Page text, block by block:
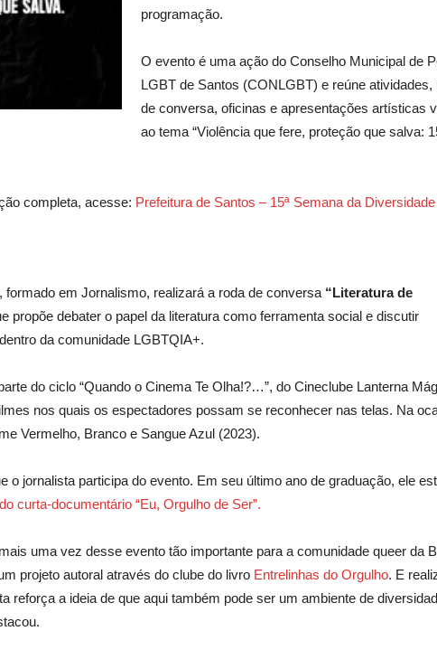
programação.
O evento é uma ação do Conselho Municipal de
LGBT de Santos (CONLGBT) e reúne atividades,
de conversa, oficinas e apresentações artísticas
ao tema “Violência que fere, proteção que salva:
completa, acesse: Prefeitura de Santos – 15ª Semana da
formado em Jornalismo, realizará a roda de conversa “Literatura de
propõe debater o papel da literatura como ferramenta social e discutir
da comunidade LGBTQIA+.
do ciclo “Quando o Cinema Te Olha!?…”, do Cineclube Lanterna
nos quais os espectadores possam se reconhecer nas telas. Na
Vermelho, Branco e Sangue Azul (2023).
o jornalista participa do evento. Em seu último ano de graduação, ele
curta-documentário “Eu, Orgulho de Ser”.
uma vez desse evento tão importante para a comunidade queer da
projeto autoral através do clube do livro Entrelinhas do Orgulho. E
reforça a ideia de que aqui também pode ser um ambiente de